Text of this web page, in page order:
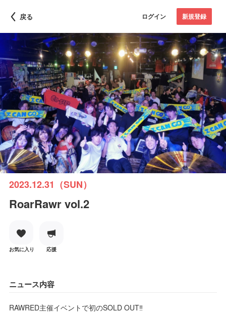
戻る ログイン 新規登録
2023.12.31（SUN）
RoarRawr vol.2
お気に入り 応援
ニュース内容
RAWRED主催イベントで初のSOLD OUT‼️